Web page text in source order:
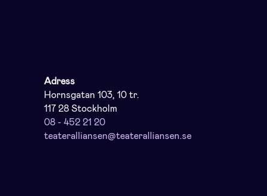
Adress
Hornsgatan 103, 10 tr.
117 28 Stockholm
08 - 452 21 20
teateralliansen@teateralliansen.se